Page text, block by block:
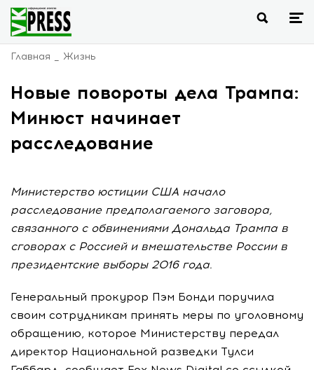
Главная Жизнь
Новые повороты дела Трампа:
Минюст начинает
расследование
Министерство юстиции США начало
расследование предполагаемого заговора,
связанного с обвинениями Дональда Трампа в
сговорах с Россией и вмешательстве России в
президентские выборы 2016 года.
Генеральный прокурор Пэм Бонди поручила
своим сотрудникам принять меры по уголовному
обращению, которое Министерству передал
директор Национальной разведки Тулси